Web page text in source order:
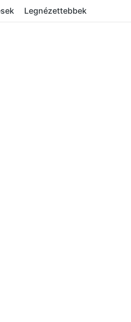
Legnézettebbek